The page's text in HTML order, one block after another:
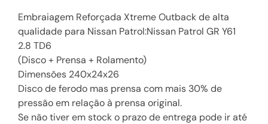
Embraiagem Reforçada Xtreme Outback de alta
qualidade para Nissan Patrol:Nissan Patrol GR Y61
2.8 TD6
(Disco + Prensa + Rolamento)
Dimensões 240x24x26
Disco de ferodo mas prensa com mais 30% de
pressão em relação à prensa original.
Se não tiver em stock o prazo de entrega pode ir até